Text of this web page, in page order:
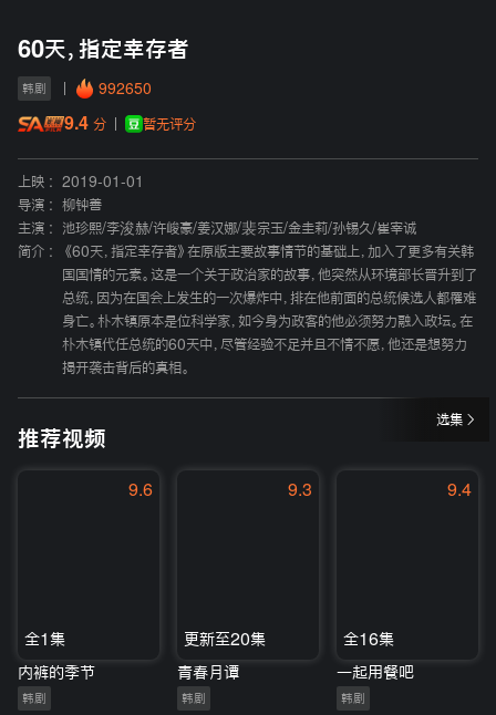
60天，指定幸存者
韩剧 992650
9.4 分 暂无评分
上映 :
2019-01-01
导演 :
柳钟善
主演 :
池珍熙/李浚赫/许峻豪/姜汉娜/裴宗玉/金圭莉/孙锡久/崔宰诚
简介 :
《60天，指定幸存者》在原版主要故事情节的基础上，加入了更多有关韩
国国情的元素。这是一个关于政治家的故事，他突然从环境部长晋升到了
总统，因为在国会上发生的一次爆炸中，排在他前面的总统候选人都罹难
身亡。朴木镇原本是位科学家，如今身为政客的他必须努力融入政坛。在
朴木镇代任总统的60天中，尽管经验不足并且不情不愿，他还是想努力
揭开袭击背后的真相。
选集
推荐视频
9.6
全1集
内裤的季节
韩剧
9.3
更新至20集
青春月谭
韩剧
9.4
全16集
一起用餐吧
韩剧